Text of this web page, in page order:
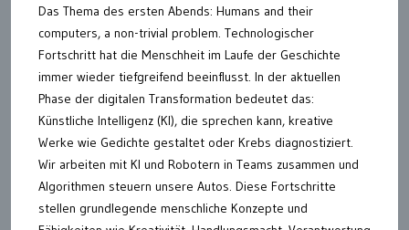
Das Thema des ersten Abends: Humans and their
computers, a non-trivial problem. Technologischer
Fortschritt hat die Menschheit im Laufe der Geschichte
immer wieder tiefgreifend beeinflusst. In der aktuellen
Phase der digitalen Transformation bedeutet das:
Künstliche Intelligenz (KI), die sprechen kann, kreative
Werke wie Gedichte gestaltet oder Krebs diagnostiziert.
Wir arbeiten mit KI und Robotern in Teams zusammen und
Algorithmen steuern unsere Autos. Diese Fortschritte
stellen grundlegende menschliche Konzepte und